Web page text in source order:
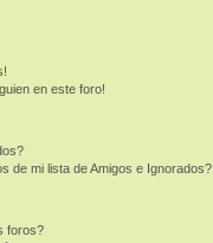
en este foro!
de mi lista de Amigos e Ignorados?
foros?